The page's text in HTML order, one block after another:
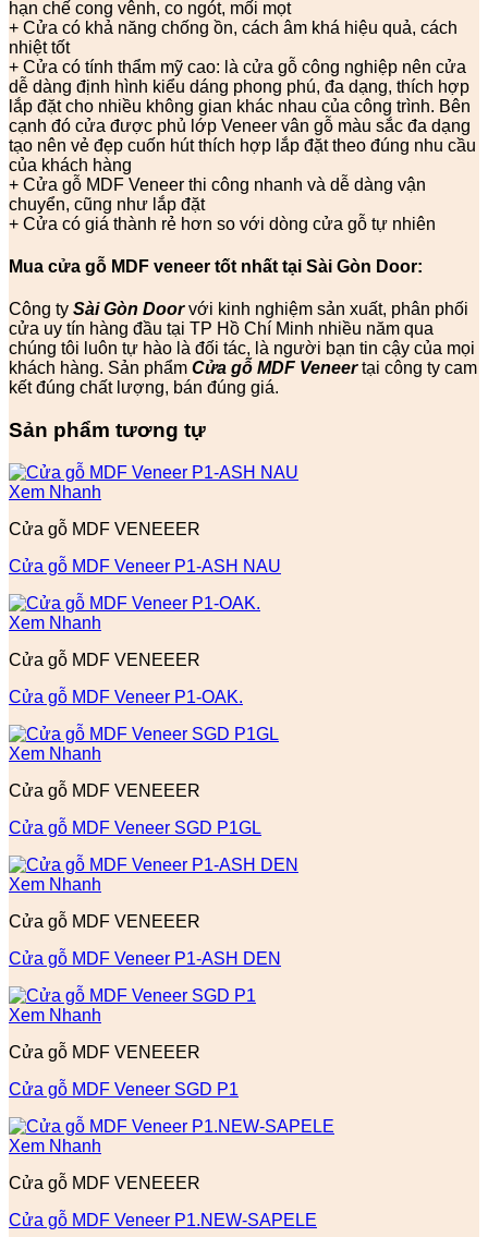
hạn chế cong vênh, co ngót, mối mọt
+ Cửa có khả năng chống ồn, cách âm khá hiệu quả, cách
nhiệt tốt
+ Cửa có tính thẩm mỹ cao: là cửa gỗ công nghiệp nên cửa
dễ dàng định hình kiểu dáng phong phú, đa dạng, thích hợp
lắp đặt cho nhiều không gian khác nhau của công trình. Bên
cạnh đó cửa được phủ lớp Veneer vân gỗ màu sắc đa dạng
tạo nên vẻ đẹp cuốn hút thích hợp lắp đặt theo đúng nhu cầu
của khách hàng
+ Cửa gỗ MDF Veneer thi công nhanh và dễ dàng vận
chuyển, cũng như lắp đặt
+ Cửa có giá thành rẻ hơn so với dòng cửa gỗ tự nhiên
Mua cửa gỗ MDF veneer tốt nhất tại Sài Gòn Door:
Công ty Sài Gòn Doorvới kinh nghiệm sản xuất, phân phối
cửa uy tín hàng đầu tại TP Hồ Chí Minh nhiều năm qua
chúng tôi luôn tự hào là đối tác, là người bạn tin cậy của mọi
khách hàng. Sản phẩm Cửa gỗ MDF Veneer tại công ty cam
kết đúng chất lượng, bán đúng giá.
Sản phẩm tương tự
Xem Nhanh
Cửa gỗ MDF VENEEER
Cửa gỗ MDF Veneer P1-ASH NAU
Xem Nhanh
Cửa gỗ MDF VENEEER
Cửa gỗ MDF Veneer P1-OAK.
Xem Nhanh
Cửa gỗ MDF VENEEER
Cửa gỗ MDF Veneer SGD P1GL
Xem Nhanh
Cửa gỗ MDF VENEEER
Cửa gỗ MDF Veneer P1-ASH DEN
Xem Nhanh
Cửa gỗ MDF VENEEER
Cửa gỗ MDF Veneer SGD P1
Xem Nhanh
Cửa gỗ MDF VENEEER
Cửa gỗ MDF Veneer P1.NEW-SAPELE